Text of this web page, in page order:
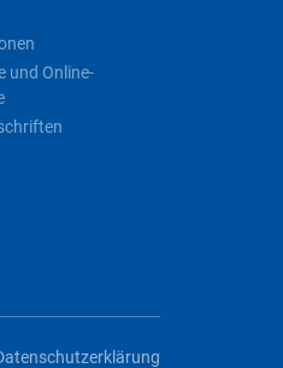
und Online-